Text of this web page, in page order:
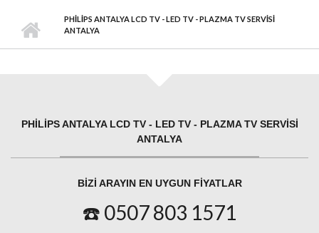
PHILIPS ANTALYA LCD TV - LED TV - PLAZMA TV SERVISI
ANTALYA
PHILIPS ANTALYA LCD TV - LED TV - PLAZMA TV SERVISI
ANTALYA
BIZI ARAYIN EN UYGUN FIYATLAR
☎️ 0507 803 1571